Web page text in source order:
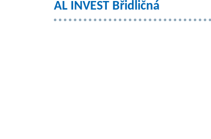
AL INVEST Břidličná